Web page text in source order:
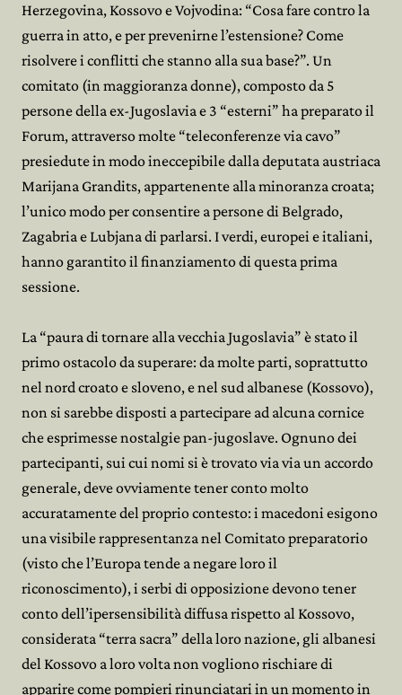
Herzegovina, Kossovo e Vojvodina: “Cosa fare contro la
guerra in atto, e per prevenirne l’estensione? Come
risolvere i conflitti che stanno alla sua base?”. Un
comitato (in maggioranza donne), composto da 5
persone della ex-Jugoslavia e 3 “esterni” ha preparato il
Forum, attraverso molte “teleconferenze via cavo”
presiedute in modo ineccepibile dalla deputata austriaca
Marijana Grandits, appartenente alla minoranza croata;
l’unico modo per consentire a persone di Belgrado,
Zagabria e Lubjana di parlarsi. I verdi, europei e italiani,
hanno garantito il finanziamento di questa prima
sessione.
La “paura di tornare alla vecchia Jugoslavia” è stato il
primo ostacolo da superare: da molte parti, soprattutto
nel nord croato e sloveno, e nel sud albanese (Kossovo),
non si sarebbe disposti a partecipare ad alcuna cornice
che esprimesse nostalgie pan-jugoslave. Ognuno dei
partecipanti, sui cui nomi si è trovato via via un accordo
generale, deve ovviamente tener conto molto
accuratamente del proprio contesto: i macedoni esigono
una visibile rappresentanza nel Comitato preparatorio
(visto che l’Europa tende a negare loro il
riconoscimento), i serbi di opposizione devono tener
conto dell’ipersensibilità diffusa rispetto al Kossovo,
considerata “terra sacra” della loro nazione, gli albanesi
del Kossovo a loro volta non vogliono rischiare di
apparire come pompieri rinunciatari in un momento in